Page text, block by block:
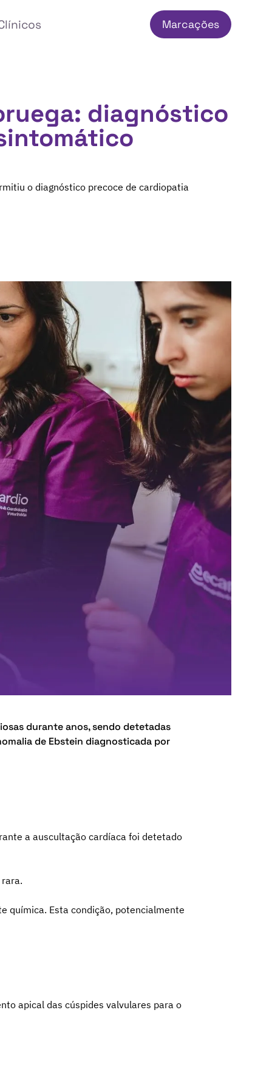
Marcações
diagnóstico
o diagnóstico precoce de cardiopatia
durante anos, sendo detetadas
de Ebstein diagnosticada por
a auscultação cardíaca foi detetado
química. Esta condição, potencialmente
apical das cúspides valvulares para o